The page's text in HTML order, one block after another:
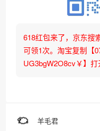
618红包来了，京东搜
可领1次。淘宝复制【
UG3bgW2O8cv￥】打
羊毛君